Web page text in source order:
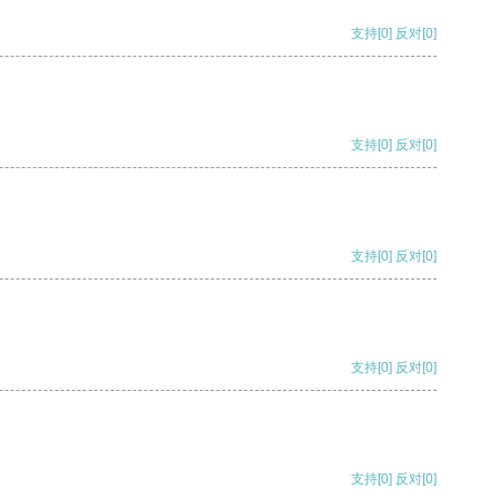
支持[0] 反对[0]
支持[0] 反对[0]
支持[0] 反对[0]
支持[0] 反对[0]
支持[0] 反对[0]